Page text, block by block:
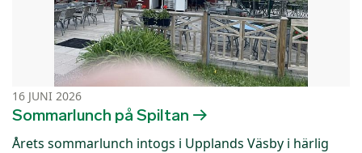
16 JUNI 2026
Sommarlunch på Spiltan
Årets sommarlunch intogs i Upplands Väsby i härlig